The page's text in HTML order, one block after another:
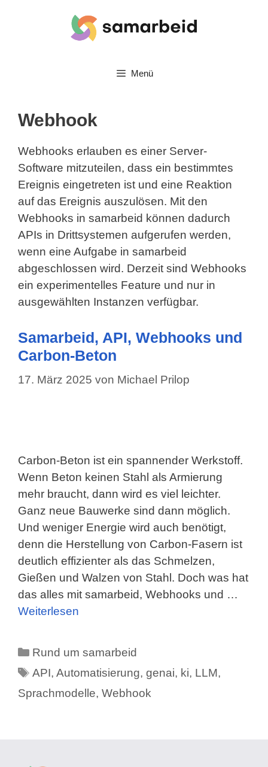
Menü
Webhook
Webhooks erlauben es einer Server-
Software mitzuteilen, dass ein bestimmtes
Ereignis eingetreten ist und eine Reaktion
auf das Ereignis auszulösen. Mit den
Webhooks in samarbeid können dadurch
APIs in Drittsystemen aufgerufen werden,
wenn eine Aufgabe in samarbeid
abgeschlossen wird. Derzeit sind Webhooks
ein experimentelles Feature und nur in
ausgewählten Instanzen verfügbar.
Samarbeid, API, Webhooks und
Carbon-Beton
17. März 2025 von Michael Prilop
Carbon-Beton ist ein spannender Werkstoff.
Wenn Beton keinen Stahl als Armierung
mehr braucht, dann wird es viel leichter.
Ganz neue Bauwerke sind dann möglich.
Und weniger Energie wird auch benötigt,
denn die Herstellung von Carbon-Fasern ist
deutlich effizienter als das Schmelzen,
Gießen und Walzen von Stahl. Doch was hat
das alles mit samarbeid, Webhooks und …
Weiterlesen
Kategorien
Rund um samarbeid
Schlagwörter
API,Automatisierung,genai, ki, LLM,
Sprachmodelle, Webhook